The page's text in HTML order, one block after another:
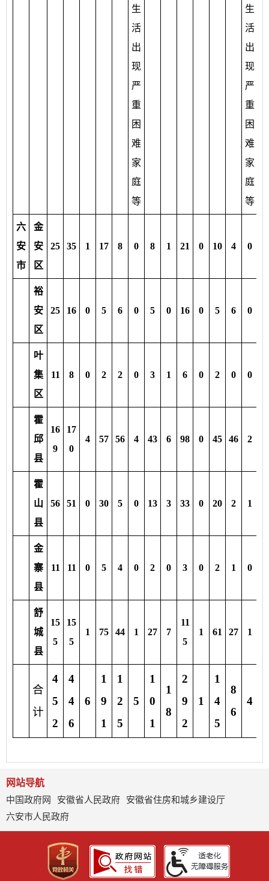
生
活
出
现
严
重
困
难
家
庭
等
生
活
出
现
严
重
困
难
家
庭
等
六
安
市
金
安
区
25 35 1 17 8 0 8 1 21 0 10 4 0
裕
安
区
25 16 0 5 6 0 5 0 16 0 5 6 0
叶
集
区
11 8 0 2 2 0 3 1 6 0 2 0 0
霍
邱
县
16
9
17
0
4 57 56 4 43 6 98 0 45 46 2
霍
山
县
56 51 0 30 5 0 13 3 33 0 20 2 1
金
寨
县
11 11 0 5 4 0 2 0 3 0 2 1 0
舒
城
县
15
5
15
5
1 75 44 1 27 7
11
5
1 61 27 1
合
计
4
5
2
4
4
6
6
1
9
1
1
2
5
5
1
0
1
1
8
2
9
2
1
1
4
5
8
6
4
网站导航
中国政府网
安徽省人民政府
安徽省住房和城乡建设厅
六安市人民政府